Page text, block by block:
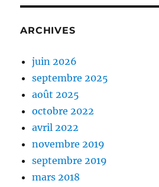
ARCHIVES
juin 2026
septembre 2025
août 2025
octobre 2022
avril 2022
novembre 2019
septembre 2019
mars 2018